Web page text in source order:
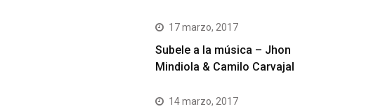
17 marzo, 2017
Subele a la música – Jhon
Mindiola & Camilo Carvajal
14 marzo, 2017